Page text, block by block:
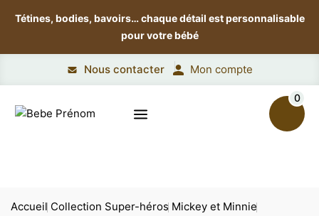
Tétines, bodies, bavoirs…chaque détail est personnalisable
pour votre bébé
Nous contacter Mon compte
0
Accueil Collection Super-héros Mickey et Minnie